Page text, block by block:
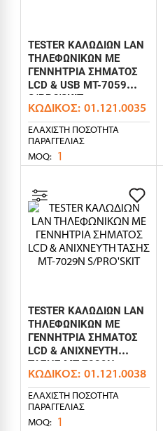
TESTER ΚΑΛΩΔΙΩΝ LAN
ΤΗΛΕΦΩΝΙΚΩΝ ΜΕ
ΓΕΝΝΗΤΡΙΑ ΣΗΜΑΤΟΣ
LCD & USB MT-7059
S/PRO'SKIT
ΚΩΔΙΚΌΣ: 01.121.0035
ΕΛΆΧΙΣΤΗ ΠΟΣΌΤΗΤΑ
ΠΑΡΑΓΓΕΛΊΑΣ
MOQ: 1
TESTER ΚΑΛΩΔΙΩΝ LAN
ΤΗΛΕΦΩΝΙΚΩΝ ΜΕ
ΓΕΝΝΗΤΡΙΑ ΣΗΜΑΤΟΣ
LCD & ΑΝΙΧΝΕΥΤΗ
ΤΑΣΗΣ MT-7029N
S/PRO'SKIT
ΚΩΔΙΚΌΣ: 01.121.0038
ΕΛΆΧΙΣΤΗ ΠΟΣΌΤΗΤΑ
ΠΑΡΑΓΓΕΛΊΑΣ
MOQ: 1